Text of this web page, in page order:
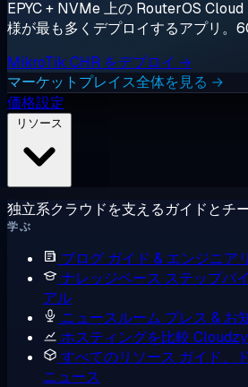
EPYC + NVMe 上の RouterOS
様が最も多くデプロイするアプリ。
MikroTik CHR をデプロイ →
マーケットプレイス全体を見る →
価格設定
独立系クラウドを支えるガイドとチー
学ぶ
ブログ ガイド & エンジニア
ナレッジベース ステップバ
アル
ニュースルーム プレス & お
ホスティングを比較
すべてのリソース ガイド、
ニュース